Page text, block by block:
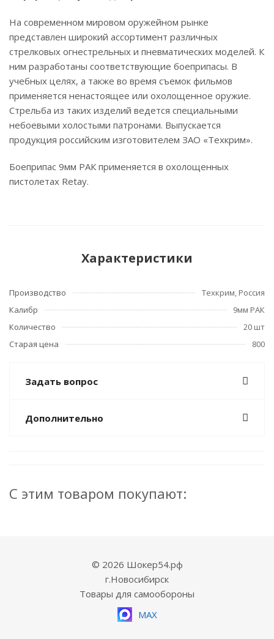
На современном мировом оружейном рынке
представлен широкий ассортимент различных
стрелковых огнестрельных и пневматических моделей. К
ним разработаны соответствующие боеприпасы. В
учебных целях, а также во время съемок фильмов
применяется ненастоящее или охолощенное оружие.
Стрельба из таких изделий ведется специальными
небоевыми холостыми патронами. Выпускается
продукция российским изготовителем ЗАО «Техкрим».
Боеприпас 9мм РАК применяется в охолощенных
пистолетах Retay.
Характеристики
Производство
Техкрим, Россия
Калибр
9мм РАК
Количество
20 шт
Старая цена
800
Задать вопрос
Дополнительно
С этим товаром покупают:
© 2026 Шокер54.рф
г.Новосибирск
Товары для самообороны
MAX